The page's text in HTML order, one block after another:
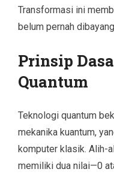
Transformasi ini
belum pernah
Prinsip
Quantum
Teknologi quantum
mekanika kuantum,
komputer klasik. Alih-
memiliki dua nilai—0